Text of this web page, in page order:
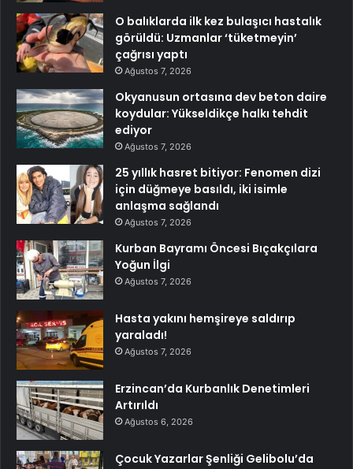
O balıklarda ilk kez bulaşıcı hastalık
görüldü: Uzmanlar ‘tüketmeyin’
çağrısı yaptı
Ağustos 7, 2026
Okyanusun ortasına dev beton daire
koydular: Yükseldikçe halkı tehdit
ediyor
Ağustos 7, 2026
25 yıllık hasret bitiyor: Fenomen dizi
için düğmeye basıldı, iki isimle
anlaşma sağlandı
Ağustos 7, 2026
Kurban Bayramı Öncesi Bıçakçılara
Yoğun İlgi
Ağustos 7, 2026
Hasta yakını hemşireye saldırıp
yaraladı!
Ağustos 7, 2026
Erzincan’da Kurbanlık Denetimleri
Artırıldı
Ağustos 6, 2026
Çocuk Yazarlar Şenliği Gelibolu’da